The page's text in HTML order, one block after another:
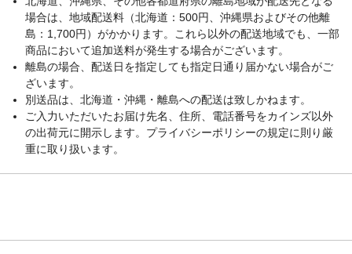
場合は、地域配送料（北海道：500円、沖縄県およびその他離
島：1,700円）がかかります。これら以外の配送地域でも、一部
商品において追加送料が発生する場合がございます。
離島の場合、配送日を指定しても指定日通り届かない場合がご
ざいます。
別送品は、北海道・沖縄・離島への配送は致しかねます。
ご入力いただいたお届け先名、住所、電話番号をカインズ以外
の出荷元に開示します。プライバシーポリシーの規定に則り厳
重に取り扱います。